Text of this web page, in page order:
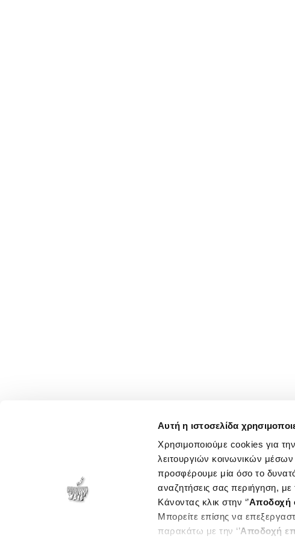
Αυτή η ιστοσελίδα
Χρησιμοποιούμε cookies για
λειτουργιών κοινωνικών
προσφέρουμε μία όσο το δυνατό
αναζητήσεις σας περιήγηση, με
Κάνοντας κλικ στην ‘’Αποδοχή
Μπορείτε επίσης να
παρακάτω με την ‘’Αποδοχή